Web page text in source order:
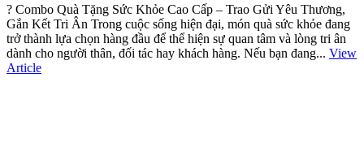
? Combo Quà Tặng Sức Khỏe Cao Cấp – Trao Gửi Yêu Thương,
Gắn Kết Tri Ân Trong cuộc sống hiện đại, món quà sức khỏe đang
trở thành lựa chọn hàng đầu để thể hiện sự quan tâm và lòng tri ân
dành cho người thân, đối tác hay khách hàng. Nếu bạn đang... View
Article